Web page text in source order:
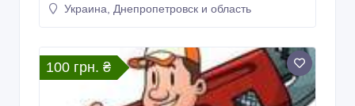
Украина, Днепропетровск и область
100 грн. ₴